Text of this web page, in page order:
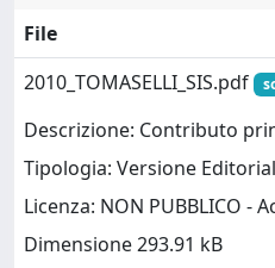
File
2010_TOMASELLI_SIS.pdf
Descrizione: Contributo
Tipologia: Versione
Licenza: NON PUBBLICO -
Dimensione 293.91 kB